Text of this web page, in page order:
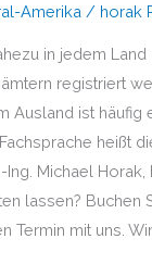
Amerika / horak
in jedem
registriert
Ausland ist häufig
heißt
Ing. Michael Horak,
lassen? Buchen
Termin mit uns.